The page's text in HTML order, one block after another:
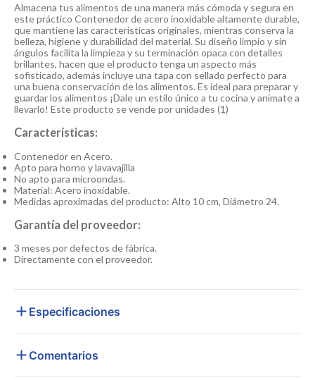
Almacena tus alimentos de una manera más cómoda y segura en
este práctico Contenedor de acero inoxidable altamente durable,
que mantiene las características originales, mientras conserva la
belleza, higiene y durabilidad del material. Su diseño limpio y sin
ángulos facilita la limpieza y su terminación opaca con detalles
brillantes, hacen que el producto tenga un aspecto más
sofisticado, además incluye una tapa con sellado perfecto para
una buena conservación de los alimentos. Es ideal para preparar y
guardar los alimentos ¡Dale un estilo único a tu cocina y anímate a
llevarlo! Este producto se vende por unidades (1)
Características:
Contenedor en Acero.
Apto para horno y lavavajilla
No apto para microondas.
Material: Acero inoxidable.
Medidas aproximadas del producto: Alto 10 cm, Diámetro 24.
Garantía del proveedor:
3 meses por defectos de fábrica.
Directamente con el proveedor.
Especificaciones
Comentarios